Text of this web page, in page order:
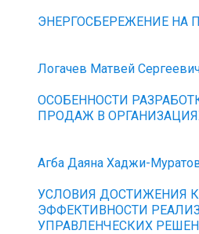
ЭНЕРГОСБЕРЕЖЕНИЕ НА
Логачев Матвей
ОСОБЕННОСТИ
ПРОДАЖ В
Агба Даяна Хаджи-
УСЛОВИЯ ДОСТИЖЕНИЯ
ЭФФЕКТИВНОСТИ
УПРАВЛЕНЧЕСКИХ